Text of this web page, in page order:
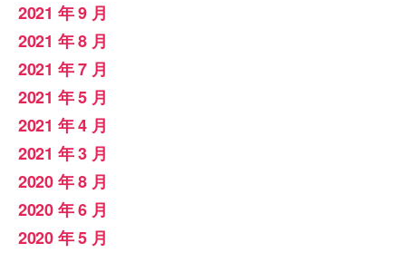
2021 年 9 月
2021 年 8 月
2021 年 7 月
2021 年 5 月
2021 年 4 月
2021 年 3 月
2020 年 8 月
2020 年 6 月
2020 年 5 月